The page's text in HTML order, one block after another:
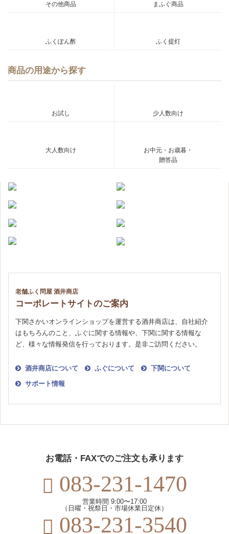
その他商品 まふぐ商品
ふくぽん酢 ふく提灯
商品の用途から探す
お試し 少人数向け
大人数向け
お中元・お歳暮・
贈答品
老舗ふく問屋 酒井商店
コーポレートサイトのご案内
下関さかいオンラインショップを運営する酒井商店は、自社紹介
はもちろんのこと、 ふぐに関する情報や、下関に関する情報な
ど、様々な情報発信を行っております。是非ご訪問ください。
酒井商店について ふぐについて
下関について
サポート情報
お電話・FAXでのご注文も承ります
083-231-1470
営業時間 9:00〜17:00
（日曜・祝祭日・市場休業日定休）
083-231-3540